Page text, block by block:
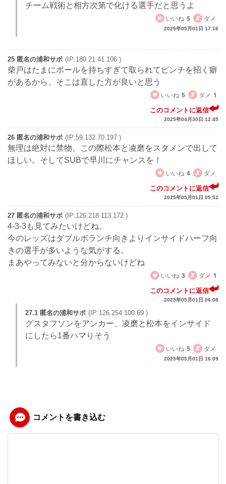
チーム戦術と相方次第で化ける選手だと思うよ
いいね 5 ダメ
2025年05月01日 17:16
25 匿名の浦和サポ (IP:180.21.41.106 )
柴戸はたまにボールを持ちすぎて取られてピンチを招く癖
があるから、そこは直した方が良いと思う
いいね 5 ダメ 1
このコメントに返信
2025年04月30日 12:45
26 匿名の浦和サポ (IP:59.132.70.197 )
無理は絶対に禁物。この際松本と凌磨をスタメンで出して
ほしい。そしてSUBで早川にチャンスを！
いいね 4 ダメ
このコメントに返信
2025年05月01日 05:52
27 匿名の浦和サポ (IP:126.218.113.172 )
4-3-3も見てみたいけどね。
今のレッズはダブルボランチ向きよりインサイドハーフ向
きの選手が多いような気がする。
まあやってみないと分からないけどね
いいね 3 ダメ 1
このコメントに返信
2025年05月01日 06:08
27.1 匿名の浦和サポ (IP:126.254.100.69 )
グスタフソンをアンカー、凌磨と松本をインサイド
にしたら1番ハマりそう
いいね 5 ダメ
2025年05月01日 16:09
コメントを書き込む